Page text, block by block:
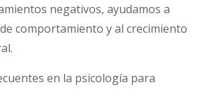
negativos, ayudamos a
comportamiento y al crecimiento
en la psicología para